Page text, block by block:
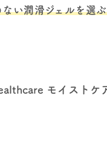
い潤滑ジェルを選
モイストケ